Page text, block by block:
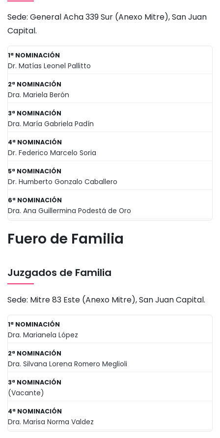
Sede: General Acha 339 Sur (Anexo Mitre), San Juan
Capital.
1ª NOMINACIÓN
Dr. Matías Leonel Pallitto
2ª NOMINACIÓN
Dra. Mariela Berón
3ª NOMINACIÓN
Dra. María Gabriela Padín
4ª NOMINACIÓN
Dr. Federico Marcelo Soria
5ª NOMINACIÓN
Dr. Humberto Gonzalo Caballero
6ª NOMINACIÓN
Dra. Ana Guillermina Podestá de Oro
Fuero de Familia
Juzgados de Familia
Sede: Mitre 83 Este (Anexo Mitre), San Juan Capital.
1ª NOMINACIÓN
Dra. Marianela López
2ª NOMINACIÓN
Dra. Silvana Lorena Romero Meglioli
3ª NOMINACIÓN
(Vacante)
4ª NOMINACIÓN
Dra. Marisa Norma Valdez